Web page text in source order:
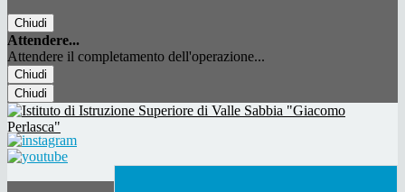
Chiudi
Attendere...
Attendere il completamento dell'operazione...
Chiudi
Chiudi